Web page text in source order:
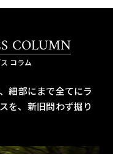
COLUMN
コラム
細部にまで全てにラ
を、 新旧問わず掘り